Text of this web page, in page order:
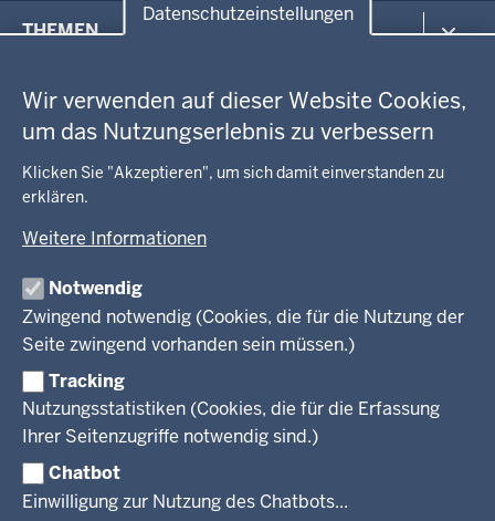
Datenschutzeinstellungen
Wir verwenden auf dieser Website Cookies,
um das Nutzungserlebnis zu verbessern
Klicken Sie "Akzeptieren", um sich damit einverstanden zu
erklären.
Weitere Informationen
Notwendig
Zwingend notwendig (Cookies, die für die Nutzung der
Seite zwingend vorhanden sein müssen.)
Tracking
Nutzungsstatistiken (Cookies, die für die Erfassung
Ihrer Seitenzugriffe notwendig sind.)
Chatbot
Einwilligung zur Nutzung des Chatbots...
in
Fußzeile
THEMEN
Gesundheit und Soziales
Kommunales, Planung, Bauen und Verkehr
Ordnung und Sicherheit
Schule und Bildung
Wirtschaft und Kultur
GEOBASIS NRW
Ausbildung und Karriere
Geodaten-Anwendungen
Neues
Produkte und Dienste
TIM-online
Webdienste
Amtsblatt
Behördenleitung
Leitbild
Personalvertretung
Regierungsbezirk
Reisekostenstelle
Veranstaltungen
Stellenangebote
Stellenangebote Schule
Praktikum
Referendariate
Bewerbung
Vormerkstelle NRW
PRESSE
Mediathek
Newsletter
Pressekontakt
Pressemitteilungen
Publikationen
VERFAHREN UND BEKANNTMACHUNGEN
Bekanntmachungen
Legionellen
Luftreinhaltepläne
Verfahrensübersichten
Überwachung umweltrelevanter Anlagen
Facebook
Instagram
LinkedIn
© 2026 Bezirksregierung Köln